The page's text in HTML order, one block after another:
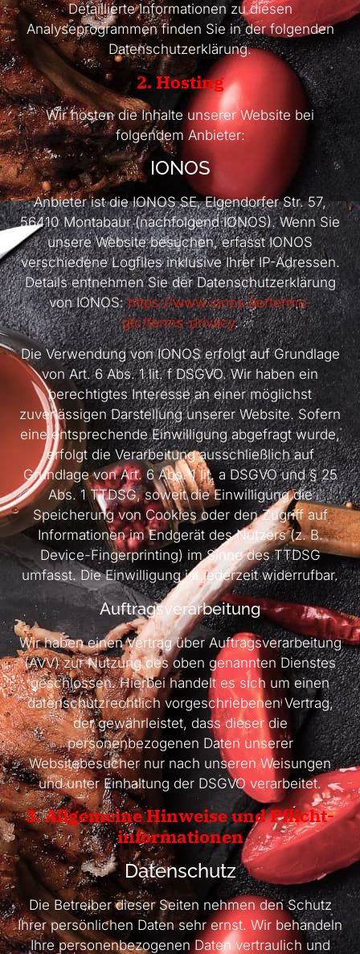
Detaillierte Informationen zu diesen
Analyseprogrammen finden Sie in der folgenden
Datenschutzerklärung.
2. Hosting
Wir hosten die Inhalte unserer Website bei
folgendem Anbieter:
IONOS
Anbieter ist die IONOS SE, Elgendorfer Str. 57,
56410 Montabaur (nachfolgend IONOS). Wenn Sie
unsere Website besuchen, erfasst IONOS
verschiedene Logfiles inklusive Ihrer IP-Adressen.
Details entnehmen Sie der Datenschutzerklärung
von IONOS:https://www.ionos.de/terms-
gtc/terms-privacy.
Die Verwendung von IONOS erfolgt auf Grundlage
von Art. 6 Abs. 1 lit. f DSGVO. Wir haben ein
berechtigtes Interesse an einer möglichst
zuverlässigen Darstellung unserer Website. Sofern
eine entsprechende Einwilligung abgefragt wurde,
erfolgt die Verarbeitung ausschließlich auf
Grundlage von Art. 6 Abs. 1 lit. a DSGVO und § 25
Abs. 1 TTDSG, soweit die Einwilligung die
Speicherung von Cookies oder den Zugriff auf
Informationen im Endgerät des Nutzers (z. B.
Device-Fingerprinting) im Sinne des TTDSG
umfasst. Die Einwilligung ist jederzeit widerrufbar.
Auftragsverarbeitung
Wir haben einen Vertrag über Auftragsverarbeitung
(AVV) zur Nutzung des oben genannten Dienstes
geschlossen. Hierbei handelt es sich um einen
datenschutzrechtlich vorgeschriebenen Vertrag,
der gewährleistet, dass dieser die
personenbezogenen Daten unserer
Websitebesucher nur nach unseren Weisungen
und unter Einhaltung der DSGVO verarbeitet.
3. Allgemeine Hinweise und Pflicht­
informationen
Datenschutz
Die Betreiber dieser Seiten nehmen den Schutz
Ihrer persönlichen Daten sehr ernst. Wir behandeln
Ihre personenbezogenen Daten vertraulich und